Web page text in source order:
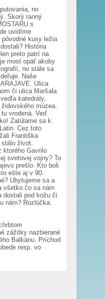
no
Skorý ranný
s
uvidíme
pôvodné kusy ležia
História
preto patrí na
most opäť akoby
no stále sa
Naše
Ulica
či ulica Maršala
katedrály,
múzea.
vrodená. Veď
Zatúlame sa k
Cez toto
Františka
život.
ktorého Gavrilo
svetovej vojny? To
prešlo. Kto boli
ešte aj v 90.
Ubytujeme sa a
všetko čo sa nám
dostali pod kožu či
nám? Rozlúčka.
zážitky nazbierané
Balkánu. Príchod
resp. vo